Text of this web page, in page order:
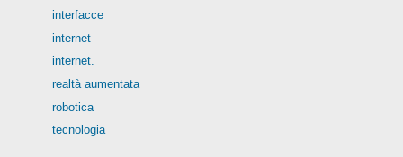
interfacce
internet
internet.
realtà aumentata
robotica
tecnologia